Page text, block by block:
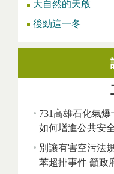
大自然的天啟
後勁這一冬
731高雄石化氣
如何增進公共安
別讓有害空污法
苯超排事件 籲政